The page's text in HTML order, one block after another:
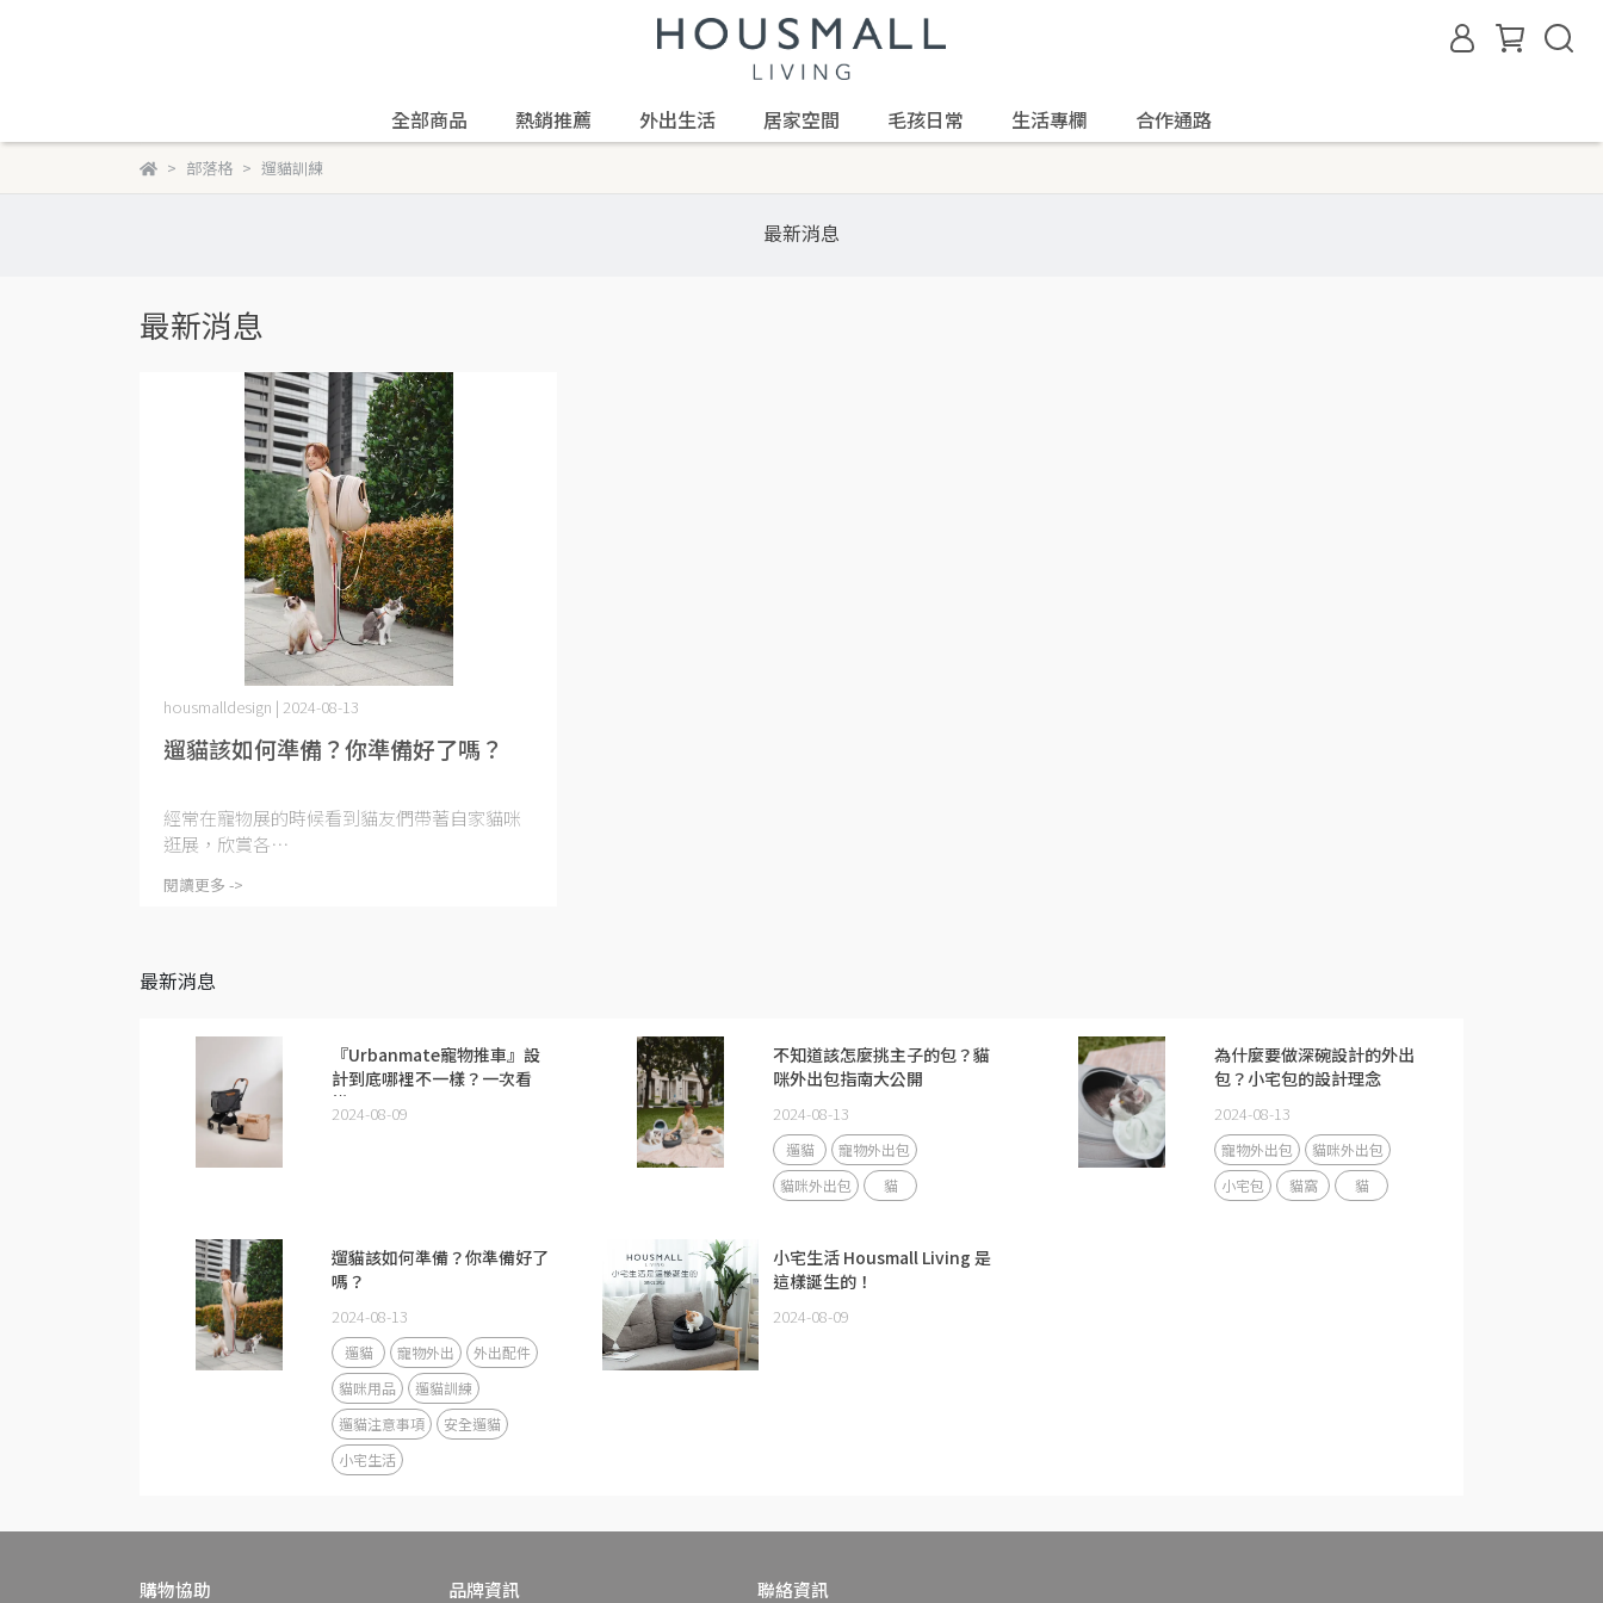
全部商品 熱銷推薦 外出生活 居家空間 毛孩日常 生活專欄 合作通路
部落格 遛貓訓練
最新消息
最新消息
遛貓該如何準備？你準備好了嗎？
housmalldesign | 2024-08-13
經常在寵物展的時候看到貓友們帶著自家貓咪
逛展，欣賞各⋯
閱讀更多 ->
最新消息
『Urbanmate寵物推車』設
計到底哪裡不一樣？一次看
懂！
2024-08-09
不知道該怎麼挑主子的包？貓
咪外出包指南大公開
2024-08-13
遛貓
寵物外出包
貓咪外出包
貓
為什麼要做深碗設計的外出
包？小宅包的設計理念
2024-08-13
寵物外出包
貓咪外出包
小宅包
貓窩 貓
遛貓該如何準備？你準備好了
嗎？
2024-08-13
遛貓 寵物外出
外出配件
貓咪用品
遛貓訓練
遛貓注意事項
安全遛貓
小宅生活
小宅生活 Housmall Living 是
這樣誕生的！
2024-08-09
購物協助 品牌資訊 聯絡資訊